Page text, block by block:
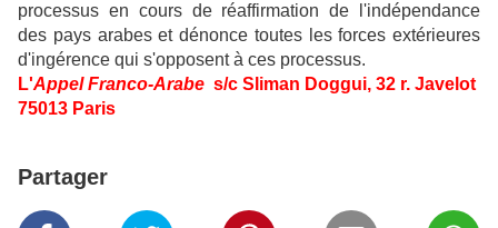
processus en cours de réaffirmation de l'indépendance
des pays arabes et dénonce toutes les forces extérieures
d'ingérence qui s'opposent à ces processus.
L'Appel Franco-Arabe s/c Sliman Doggui, 32 r. Javelot
75013 Paris
Partager